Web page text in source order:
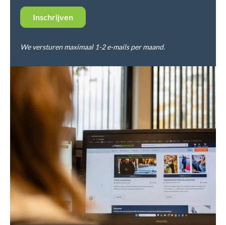
We versturen maximaal 1-2 e-mails per maand.